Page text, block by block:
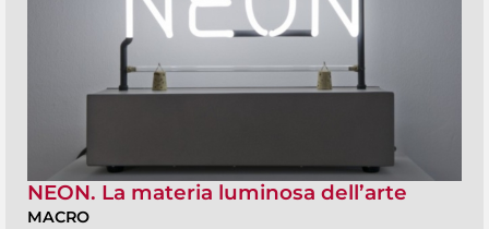
NEON. La materia luminosa dell’arte
MACRO